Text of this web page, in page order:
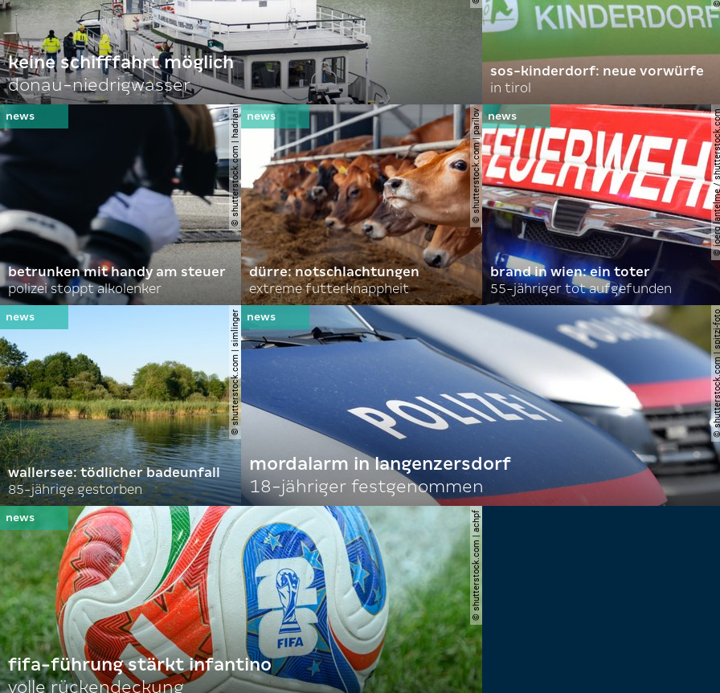
keine schifffahrt möglich
donau-niedrigwasser
sos-kinderdorf: neue vorwürfe
in tirol
© shutterstock.com | hadrian
betrunken mit handy am steuer
polizei stoppt alkolenker
© shutterstock.com | parilov
dürre: notschlachtungen
extreme futterknappheit
© joerg
brand in wien: ein toter
55-jähriger tot aufgefunden
© shutterstock.com | simlinger
wallersee: tödlicher badeunfall
85-jährige gestorben
©
mordalarm in langenzersdorf
18-jähriger festgenommen
© shutterstock.com | achpf
fifa-führung stärkt infantino
volle rückendeckung